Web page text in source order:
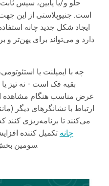
جلو و/یا پایین، سپس
است. جنیوپلاستی از این
ایجاد شکل جدید چانه
دارد و می‌تواند برای پهن‌تر و
چه با ایمپلنت یا
بقیه فک است - نه تیز یا
عرض مناسب هنگام مشاهده
ارتباط با نشانگرهای دیگر
می‌کنند تا برنامه‌ریزی کنند
چانه تکمیل کننده
سومین بخش قویتر صورت را ایجاد می‌کنند.